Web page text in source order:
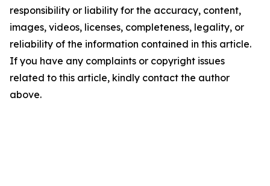
responsibility or liability for the accuracy, content,
images, videos, licenses, completeness, legality, or
reliability of the information contained in this article.
If you have any complaints or copyright issues
related to this article, kindly contact the author
above.